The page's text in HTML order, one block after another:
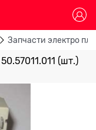
Запчасти электро
(шт.)